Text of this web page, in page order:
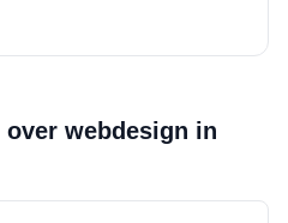
over webdesign in